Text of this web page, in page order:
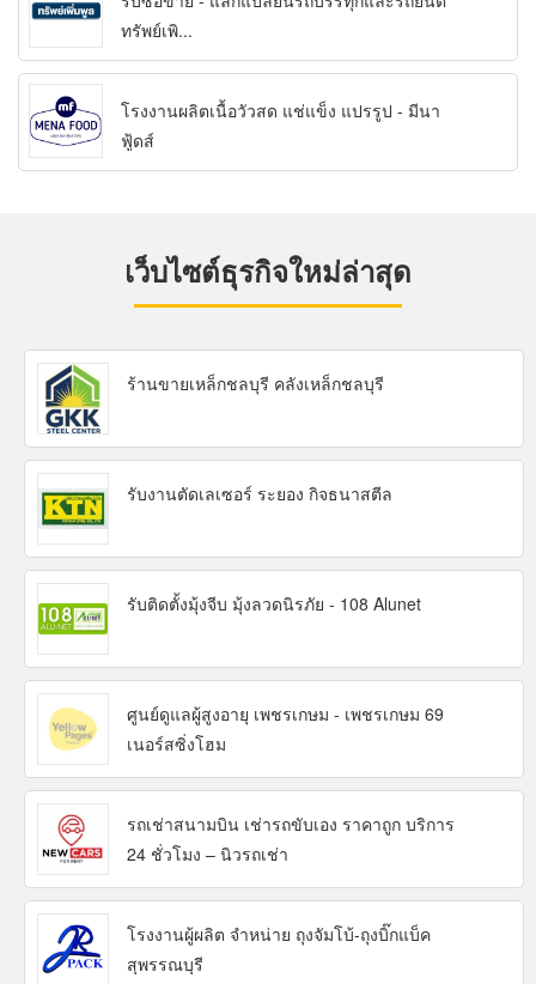
ทรัพย์เพิ...
โรงงานผลิตเนื้อวัวสด แช่แข็ง แปรรูป - มีนา
ฟู้ดส์
เว็บไซต์ธุรกิจใหม่ล่าสุด
ร้านขายเหล็กชลบุรี คลังเหล็กชลบุรี
รับงานตัดเลเซอร์ ระยอง กิจธนาสตีล
รับติดตั้งมุ้งจีบ มุ้งลวดนิรภัย - 108 Alunet
ศูนย์ดูแลผู้สูงอายุ เพชรเกษม - เพชรเกษม 69
เนอร์สซิ่งโฮม
รถเช่าสนามบิน เช่ารถขับเอง ราคาถูก บริการ
24 ชั่วโมง – นิวรถเช่า
โรงงานผู้ผลิต จำหน่าย ถุงจัมโบ้-ถุงบิ๊กแบ็ค
สุพรรณบุรี